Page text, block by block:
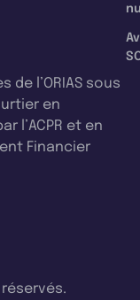
de l’ORIAS sous
en
l’ACPR et en
Financier
réservés.